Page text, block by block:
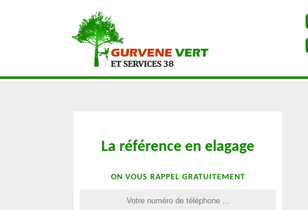
La référence en elagage
ON VOUS RAPPEL GRATUITEMENT